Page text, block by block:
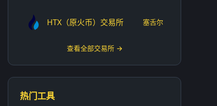
HTX（原火币）交易所 塞舌尔
查看全部交易所 →
热门工具